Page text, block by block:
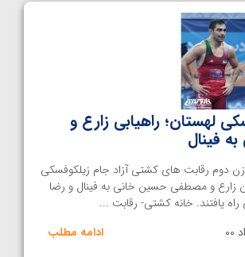
لهستان؛ راهیابی زارع و
فینال
دوم رقابت های کشتی آزاد جام زیلکوفسکی
زارع و مصطفی حسین خانی به فینال و رضا
یافتند. خانه کشتی- رقابت ...
ادامه مطلب